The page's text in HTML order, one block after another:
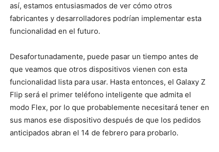
así, estamos entusiasmados de ver cómo otros
fabricantes y desarrolladores podrían implementar esta
funcionalidad en el futuro.
Desafortunadamente, puede pasar un tiempo antes de
que veamos que otros dispositivos vienen con esta
funcionalidad lista para usar. Hasta entonces, el Galaxy Z
Flip será el primer teléfono inteligente que admita el
modo Flex, por lo que probablemente necesitará tener en
sus manos ese dispositivo después de que los pedidos
anticipados abran el 14 de febrero para probarlo.